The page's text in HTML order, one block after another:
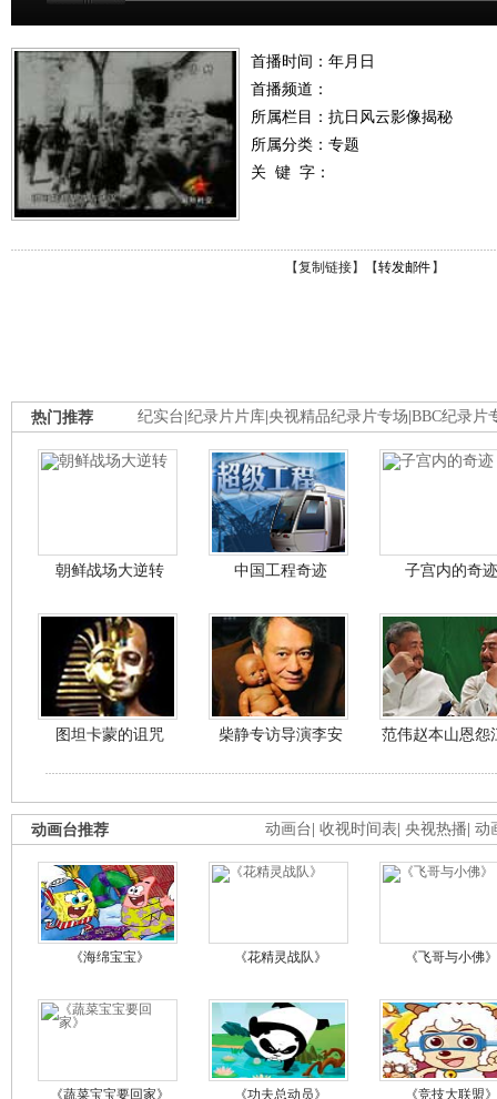
首播时间：年月日
首播频道：
所属栏目： 抗日风云影像揭秘
所属分类：专题
关 键 字：
【复制链接】【转发邮件 】
纪实台 纪录片片库 央视精品纪录片专场 BBC纪录片
热门推荐
朝鲜战场大逆转 中国工程奇迹 子宫内的奇迹
图坦卡蒙的诅咒 柴静专访导演李安 范伟赵本山恩怨
动画台 收视时间表 央视热播 动
动画台推荐
《海绵宝宝》 《花精灵战队》 《飞哥与小佛》
《蔬菜宝宝要回家》 《功夫总动员》 《竞技大联盟》